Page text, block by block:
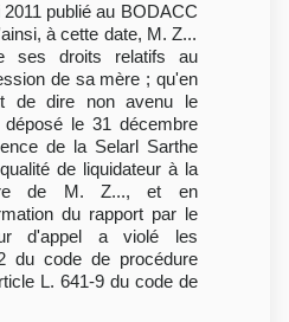
publié au BODACC
à cette date, M. Z...
ses droits relatifs au
de sa mère ; qu'en
de dire non avenu le
déposé le 31 décembre
de la Selarl Sarthe
de liquidateur à la
de M. Z..., et en
du rapport par le
d'appel a violé les
du code de procédure
L. 641-9 du code de